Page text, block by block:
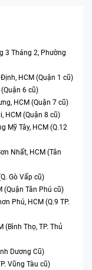
3 Tháng 2, Phường
HCM (Quận 1 cũ)
6 cũ)
HCM (Quận 7 cũ)
HCM (Quận 8 cũ)
Mỹ Tây, HCM (Q.12
Nhất, HCM (Tân
Gò Vấp cũ)
(Quận Tân Phú cũ)
Phú, HCM (Q.9 TP.
(Bình Thọ, TP. Thủ
Dương Cũ)
Vũng Tàu cũ)